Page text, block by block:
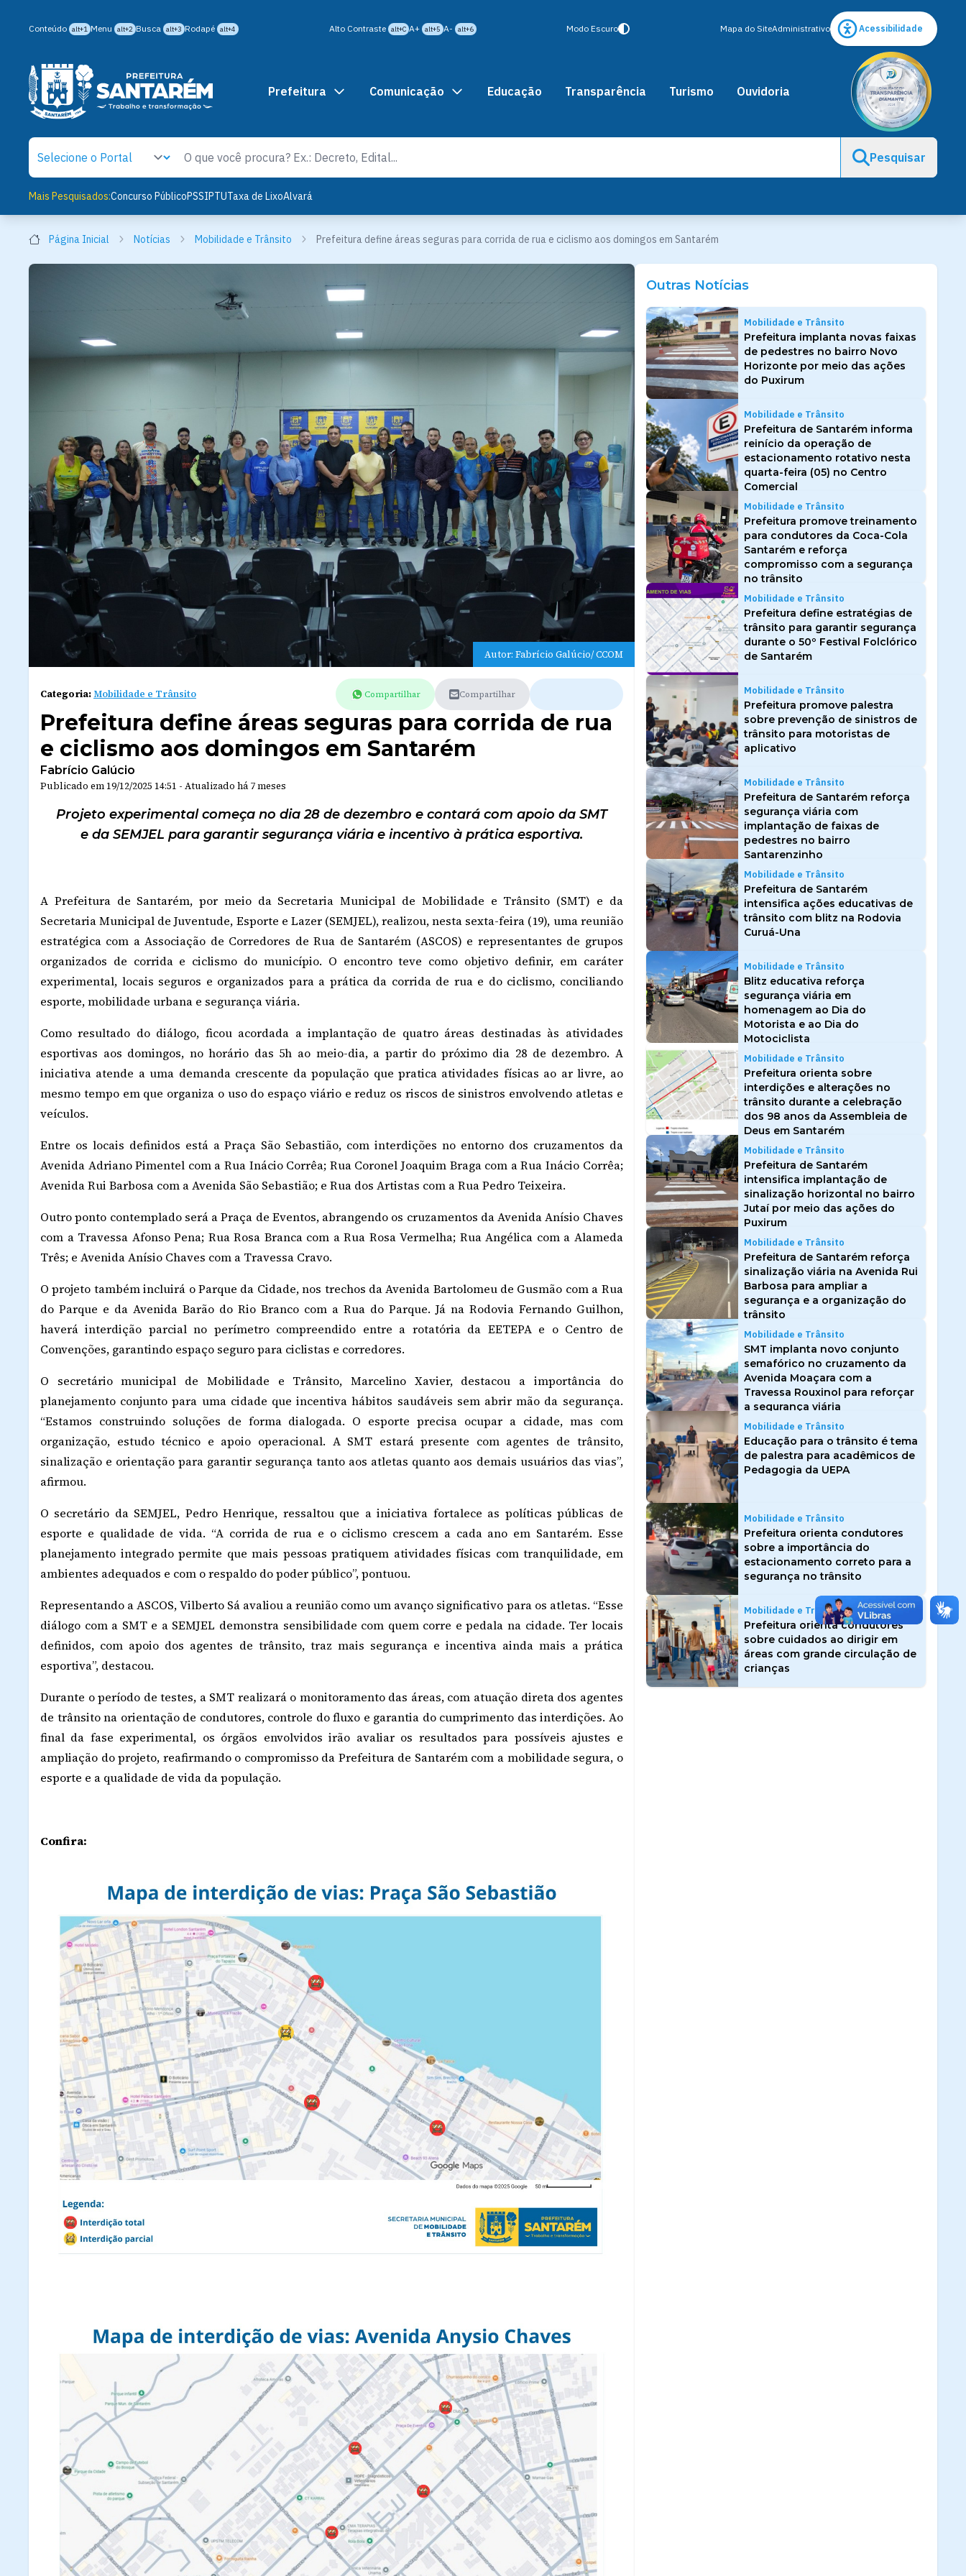
Conteúdo alt+1 Menu alt+2 Busca alt+3 Rodapé alt+4 Alto Contraste alt+C A+ alt+5 A- alt+6 Modo Escuro Mapa do SiteAdministrativo Acessibilidade
Prefeitura Comunicação Educação Transparência Turismo Ouvidoria
Pesquisar
Mais Pesquisados:Concurso PúblicoPSSIPTUTaxa de LixoAlvará
Página Inicial Notícias Mobilidade e Trânsito Prefeitura define áreas seguras para corrida de rua e ciclismo aos domingos em Santarém
Autor: Fabrício Galúcio/ CCOM
Categoria:Mobilidade e Trânsito Compartilhar Compartilhar
Prefeitura define áreas seguras para corrida de rua
e ciclismo aos domingos em Santarém
Fabrício Galúcio
Publicado em 19/12/2025 14:51 - Atualizado há 7 meses
Projeto experimental começa no dia 28 de dezembro e contará com apoio da SMT
e da SEMJEL para garantir segurança viária e incentivo à prática esportiva.
A Prefeitura de Santarém, por meio da Secretaria Municipal de Mobilidade e Trânsito (SMT) e da
Secretaria Municipal de Juventude, Esporte e Lazer (SEMJEL), realizou, nesta sexta-feira (19), uma reunião
estratégica com a Associação de Corredores de Rua de Santarém (ASCOS) e representantes de grupos
organizados de corrida e ciclismo do município. O encontro teve como objetivo definir, em caráter
experimental, locais seguros e organizados para a prática da corrida de rua e do ciclismo, conciliando
esporte, mobilidade urbana e segurança viária.
Como resultado do diálogo, ficou acordada a implantação de quatro áreas destinadas às atividades
esportivas aos domingos, no horário das 5h ao meio-dia, a partir do próximo dia 28 de dezembro. A
iniciativa atende a uma demanda crescente da população que pratica atividades físicas ao ar livre, ao
mesmo tempo em que organiza o uso do espaço viário e reduz os riscos de sinistros envolvendo atletas e
veículos.
Entre os locais definidos está a Praça São Sebastião, com interdições no entorno dos cruzamentos da
Avenida Adriano Pimentel com a Rua Inácio Corrêa; Rua Coronel Joaquim Braga com a Rua Inácio Corrêa;
Avenida Rui Barbosa com a Avenida São Sebastião; e Rua dos Artistas com a Rua Pedro Teixeira.
Outro ponto contemplado será a Praça de Eventos, abrangendo os cruzamentos da Avenida Anísio Chaves
com a Travessa Afonso Pena; Rua Rosa Branca com a Rua Rosa Vermelha; Rua Angélica com a Alameda
Três; e Avenida Anísio Chaves com a Travessa Cravo.
O projeto também incluirá o Parque da Cidade, nos trechos da Avenida Bartolomeu de Gusmão com a Rua
do Parque e da Avenida Barão do Rio Branco com a Rua do Parque. Já na Rodovia Fernando Guilhon,
haverá interdição parcial no perímetro compreendido entre a rotatória da EETEPA e o Centro de
Convenções, garantindo espaço seguro para ciclistas e corredores.
O secretário municipal de Mobilidade e Trânsito, Marcelino Xavier, destacou a importância do
planejamento conjunto para uma cidade que incentiva hábitos saudáveis sem abrir mão da segurança.
“Estamos construindo soluções de forma dialogada. O esporte precisa ocupar a cidade, mas com
organização, estudo técnico e apoio operacional. A SMT estará presente com agentes de trânsito,
sinalização e orientação para garantir segurança tanto aos atletas quanto aos demais usuários das vias”,
afirmou.
O secretário da SEMJEL, Pedro Henrique, ressaltou que a iniciativa fortalece as políticas públicas de
esporte e qualidade de vida. “A corrida de rua e o ciclismo crescem a cada ano em Santarém. Esse
planejamento integrado permite que mais pessoas pratiquem atividades físicas com tranquilidade, em
ambientes adequados e com o respaldo do poder público”, pontuou.
Representando a ASCOS, Vilberto Sá avaliou a reunião como um avanço significativo para os atletas. “Esse
diálogo com a SMT e a SEMJEL demonstra sensibilidade com quem corre e pedala na cidade. Ter locais
definidos, com apoio dos agentes de trânsito, traz mais segurança e incentiva ainda mais a prática
esportiva”, destacou.
Durante o período de testes, a SMT realizará o monitoramento das áreas, com atuação direta dos agentes
de trânsito na orientação de condutores, controle do fluxo e garantia do cumprimento das interdições. Ao
final da fase experimental, os órgãos envolvidos irão avaliar os resultados para possíveis ajustes e
ampliação do projeto, reafirmando o compromisso da Prefeitura de Santarém com a mobilidade segura, o
esporte e a qualidade de vida da população.
Confira:
Outras Notícias
Mobilidade e Trânsito
Prefeitura implanta novas faixas
de pedestres no bairro Novo
Horizonte por meio das ações
do Puxirum
Mobilidade e Trânsito
Prefeitura de Santarém informa
reinício da operação de
estacionamento rotativo nesta
quarta-feira (05) no Centro
Comercial
Mobilidade e Trânsito
Prefeitura promove treinamento
para condutores da Coca-Cola
Santarém e reforça
compromisso com a segurança
no trânsito
Mobilidade e Trânsito
Prefeitura define estratégias de
trânsito para garantir segurança
durante o 50º Festival Folclórico
de Santarém
Mobilidade e Trânsito
Prefeitura promove palestra
sobre prevenção de sinistros de
trânsito para motoristas de
aplicativo
Mobilidade e Trânsito
Prefeitura de Santarém reforça
segurança viária com
implantação de faixas de
pedestres no bairro
Santarenzinho
Mobilidade e Trânsito
Prefeitura de Santarém
intensifica ações educativas de
trânsito com blitz na Rodovia
Curuá-Una
Mobilidade e Trânsito
Blitz educativa reforça
segurança viária em
homenagem ao Dia do
Motorista e ao Dia do
Motociclista
Mobilidade e Trânsito
Prefeitura orienta sobre
interdições e alterações no
trânsito durante a celebração
dos 98 anos da Assembleia de
Deus em Santarém
Mobilidade e Trânsito
Prefeitura de Santarém
intensifica implantação de
sinalização horizontal no bairro
Jutaí por meio das ações do
Puxirum
Mobilidade e Trânsito
Prefeitura de Santarém reforça
sinalização viária na Avenida Rui
Barbosa para ampliar a
segurança e a organização do
trânsito
Mobilidade e Trânsito
SMT implanta novo conjunto
semafórico no cruzamento da
Avenida Moaçara com a
Travessa Rouxinol para reforçar
a segurança viária
Mobilidade e Trânsito
Educação para o trânsito é tema
de palestra para acadêmicos de
Pedagogia da UEPA
Mobilidade e Trânsito
Prefeitura orienta condutores
sobre a importância do
estacionamento correto para a
segurança no trânsito
Mobilidade e Trânsito
Prefeitura orienta condutores
sobre cuidados ao dirigir em
áreas com grande circulação de
crianças